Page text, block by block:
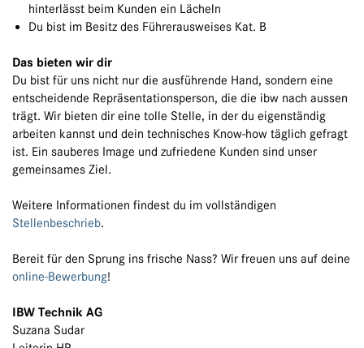
hinterlässt beim Kunden ein Lächeln
Du bist im Besitz des Führerausweises Kat. B
Das bieten wir dir
Du bist für uns nicht nur die ausführende Hand, sondern eine
entscheidende Repräsentationsperson, die die ibw nach aussen
trägt. Wir bieten dir eine tolle Stelle, in der du eigenständig
arbeiten kannst und dein technisches Know-how täglich gefragt
ist. Ein sauberes Image und zufriedene Kunden sind unser
gemeinsames Ziel.
Weitere Informationen findest du im vollständigen
Stellenbeschrieb.
Bereit für den Sprung ins frische Nass? Wir freuen uns auf deine
online-Bewerbung!
IBW Technik AG
Suzana Sudar